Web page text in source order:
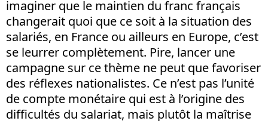
imaginer que le maintien du franc français
changerait quoi que ce soit à la situation des
salariés, en France ou ailleurs en Europe, c’est
se leurrer complètement. Pire, lancer une
campagne sur ce thème ne peut que favoriser
des réflexes nationalistes. Ce n’est pas l’unité
de compte monétaire qui est à l’origine des
difficultés du salariat, mais plutôt la maîtrise